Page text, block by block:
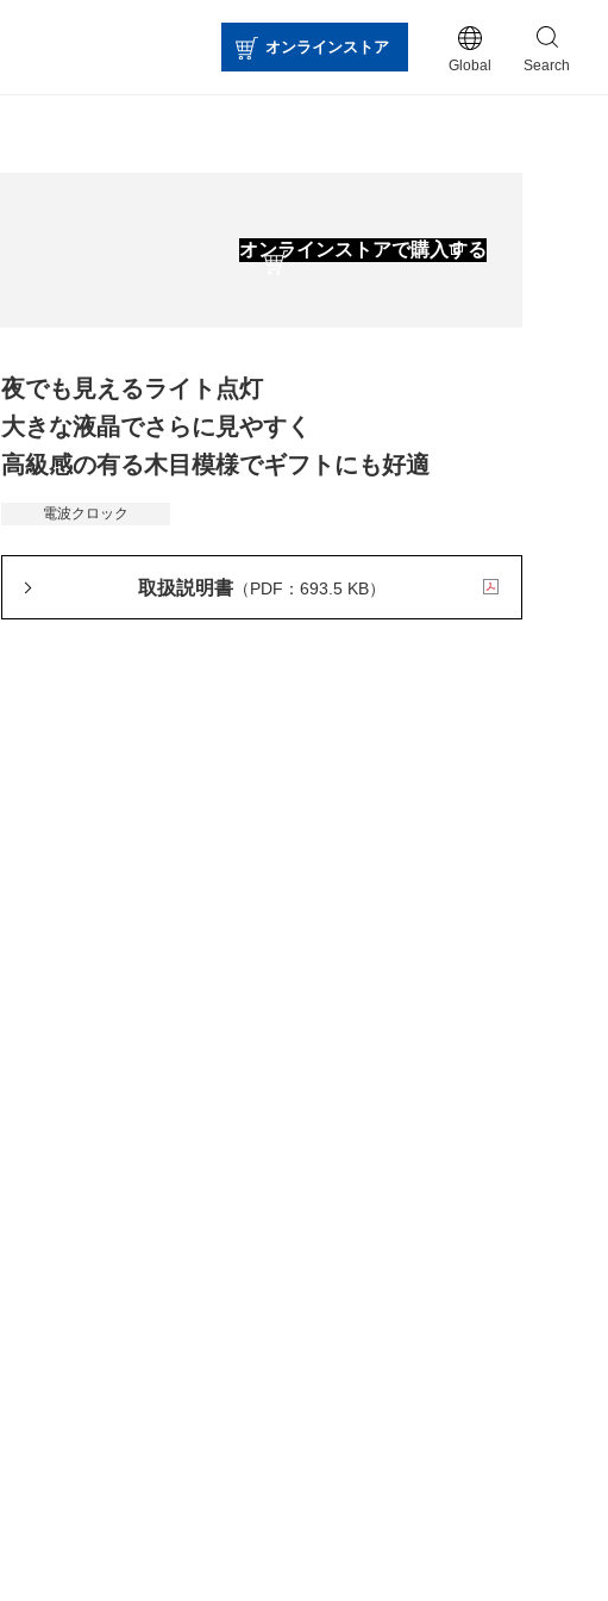
オンラインストア
Global Search
オンラインストアで購入する
夜でも見えるライト点灯
大きな液晶でさらに見やすく
高級感の有る木目模様でギフトにも好適
電波クロック
取扱説明書 （PDF：693.5 KB）